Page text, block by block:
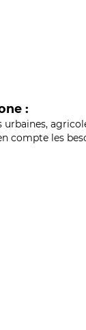
:
compte les